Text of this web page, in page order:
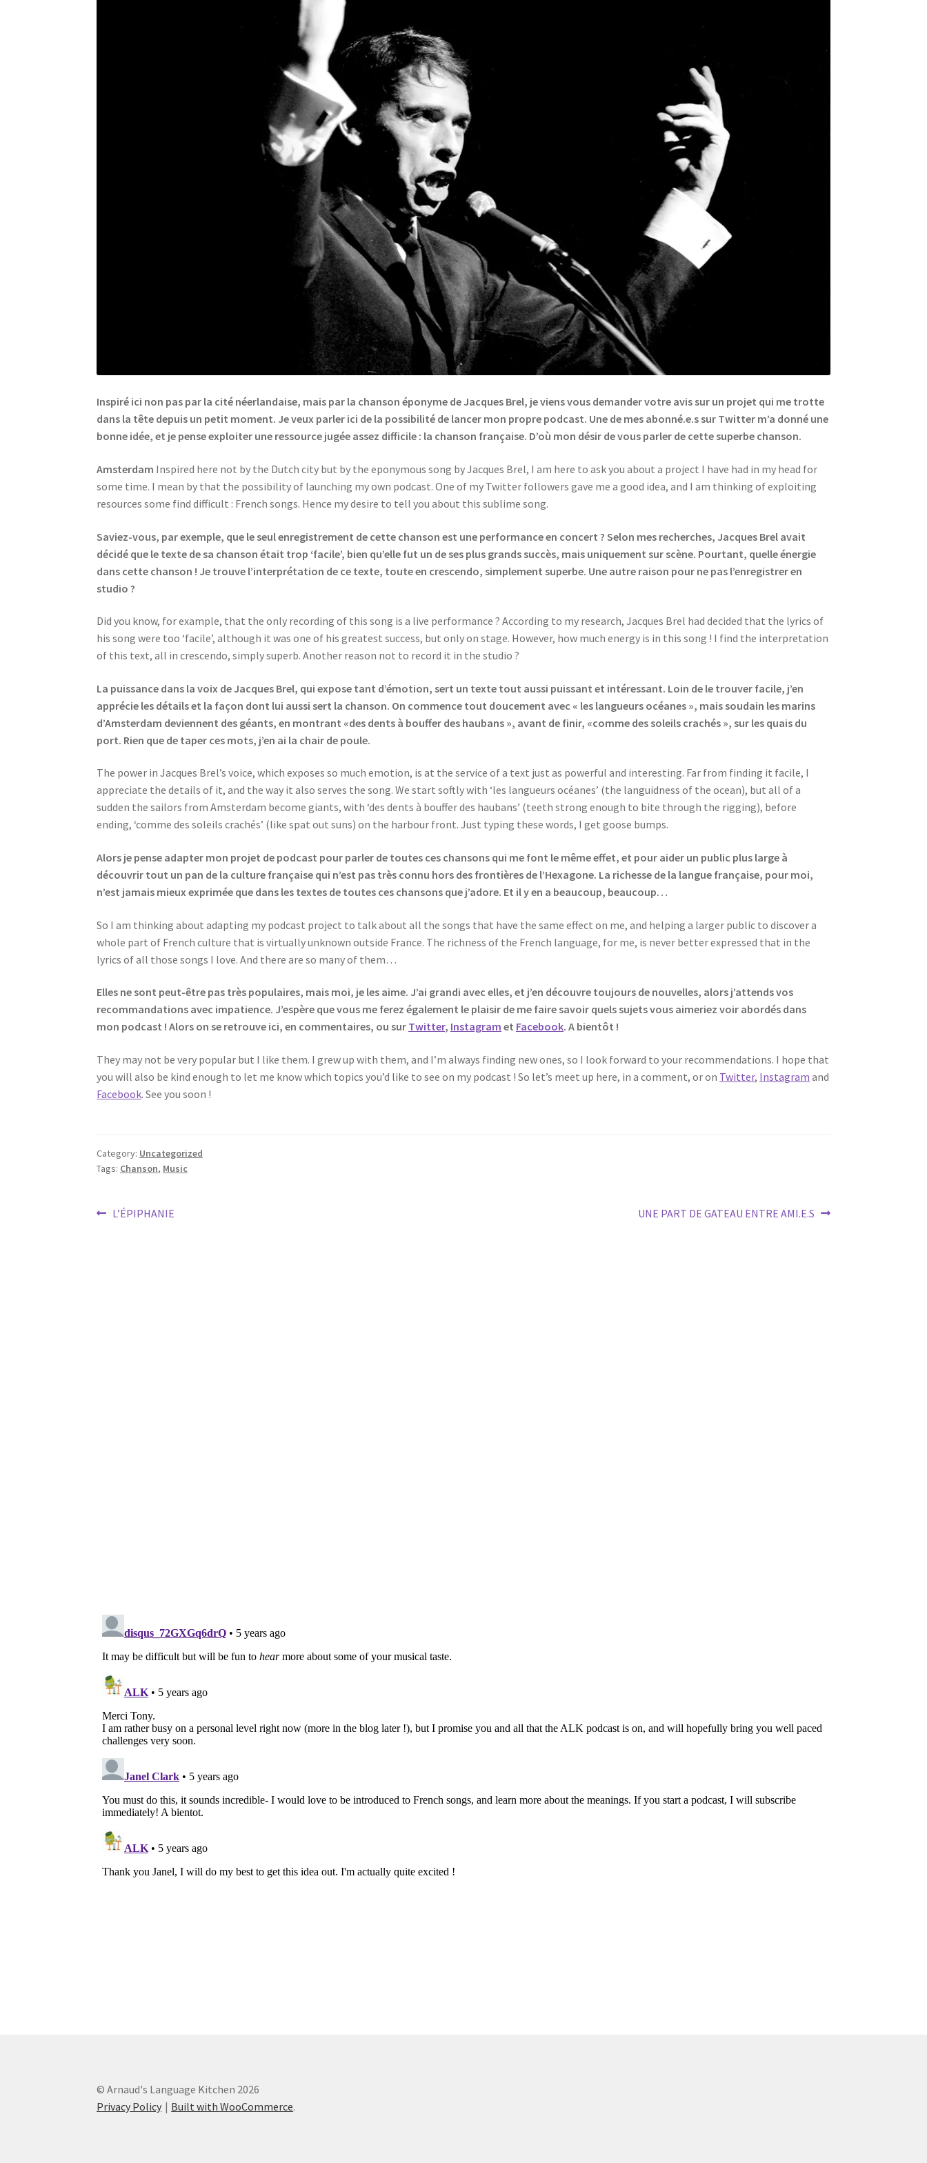
Inspiré ici non pas par la cité néerlandaise, mais par la chanson éponyme de Jacques Brel, je viens vous demander votre avis sur un projet qui me trotte
dans la tête depuis un petit moment. Je veux parler ici de la possibilité de lancer mon propre podcast. Une de mes abonné.e.s sur Twitter m’a donné une
bonne idée, et je pense exploiter une ressource jugée assez difficile : la chanson française. D’où mon désir de vous parler de cette superbe chanson.
Amsterdam Inspired here not by the Dutch city but by the eponymous song by Jacques Brel, I am here to ask you about a project I have had in my head for
some time. I mean by that the possibility of launching my own podcast. One of my Twitter followers gave me a good idea, and I am thinking of exploiting
resources some find difficult : French songs. Hence my desire to tell you about this sublime song.
Saviez-vous, par exemple, que le seul enregistrement de cette chanson est une performance en concert ? Selon mes recherches, Jacques Brel avait
décidé que le texte de sa chanson était trop ‘facile’, bien qu’elle fut un de ses plus grands succès, mais uniquement sur scène. Pourtant, quelle énergie
dans cette chanson ! Je trouve l’interprétation de ce texte, toute en crescendo, simplement superbe. Une autre raison pour ne pas l’enregistrer en
studio ?
Did you know, for example, that the only recording of this song is a live performance ? According to my research, Jacques Brel had decided that the lyrics of
his song were too ‘facile’, although it was one of his greatest success, but only on stage. However, how much energy is in this song ! I find the interpretation
of this text, all in crescendo, simply superb. Another reason not to record it in the studio ?
La puissance dans la voix de Jacques Brel, qui expose tant d’émotion, sert un texte tout aussi puissant et intéressant. Loin de le trouver facile, j’en
apprécie les détails et la façon dont lui aussi sert la chanson. On commence tout doucement avec « les langueurs océanes », mais soudain les marins
d’Amsterdam deviennent des géants, en montrant «des dents à bouffer des haubans », avant de finir, «comme des soleils crachés », sur les quais du
port. Rien que de taper ces mots, j’en ai la chair de poule.
The power in Jacques Brel’s voice, which exposes so much emotion, is at the service of a text just as powerful and interesting. Far from finding it facile, I
appreciate the details of it, and the way it also serves the song. We start softly with ‘les langueurs océanes’ (the languidness of the ocean), but all of a
sudden the sailors from Amsterdam become giants, with ‘des dents à bouffer des haubans’ (teeth strong enough to bite through the rigging), before
ending, ‘comme des soleils crachés’ (like spat out suns) on the harbour front. Just typing these words, I get goose bumps.
Alors je pense adapter mon projet de podcast pour parler de toutes ces chansons qui me font le même effet, et pour aider un public plus large à
découvrir tout un pan de la culture française qui n’est pas très connu hors des frontières de l’Hexagone. La richesse de la langue française, pour moi,
n’est jamais mieux exprimée que dans les textes de toutes ces chansons que j’adore. Et il y en a beaucoup, beaucoup…
So I am thinking about adapting my podcast project to talk about all the songs that have the same effect on me, and helping a larger public to discover a
whole part of French culture that is virtually unknown outside France. The richness of the French language, for me, is never better expressed that in the
lyrics of all those songs I love. And there are so many of them…
Elles ne sont peut-être pas très populaires, mais moi, je les aime. J’ai grandi avec elles, et j’en découvre toujours de nouvelles, alors j’attends vos
recommandations avec impatience. J’espère que vous me ferez également le plaisir de me faire savoir quels sujets vous aimeriez voir abordés dans
mon podcast ! Alors on se retrouve ici, en commentaires, ou sur Twitter, Instagram et Facebook. A bientôt !
They may not be very popular but I like them. I grew up with them, and I’m always finding new ones, so I look forward to your recommendations. I hope that
you will also be kind enough to let me know which topics you’d like to see on my podcast ! So let’s meet up here, in a comment, or on Twitter, Instagram and
Facebook. See you soon !
Category: Uncategorized
Tags: Chanson, Music
Post
Previous
L’ÉPIPHANIE
Next
UNE PART DE GATEAU ENTRE AMI.E.S
© Arnaud's Language Kitchen 2026
Privacy Policy
Built with WooCommerce.